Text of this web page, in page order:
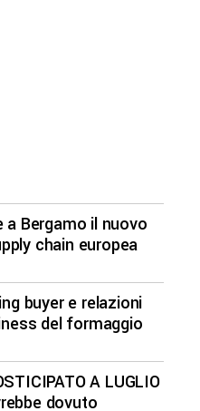
a Bergamo il nuovo
chain europea
buyer e relazioni
del formaggio
A LUGLIO
dovuto